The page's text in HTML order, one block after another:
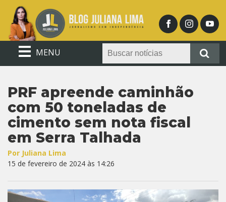
MENU
PRF apreende caminhão
com 50 toneladas de
cimento sem nota fiscal
em Serra Talhada
Por Juliana Lima
15 de fevereiro de 2024 às 14:26